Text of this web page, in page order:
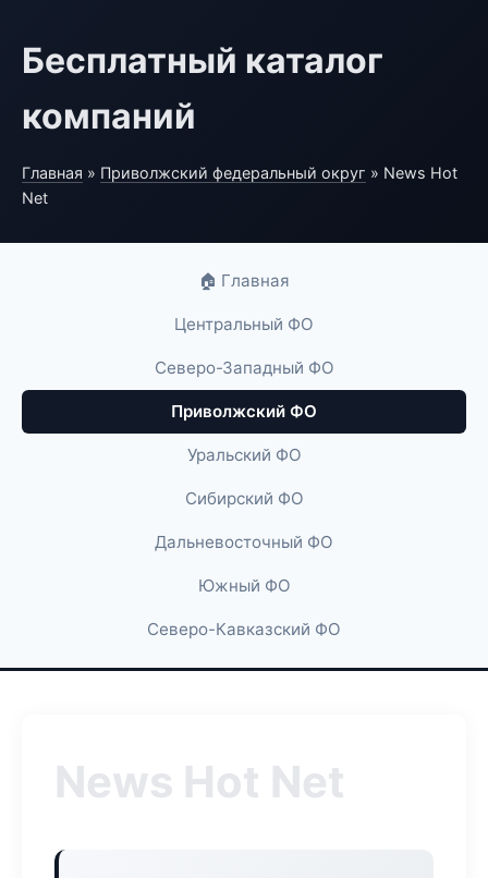
Бесплатный каталог
компаний
Главная » Приволжский федеральный округ » News Hot
Net
🏠 Главная
Центральный ФО
Северо-Западный ФО
Приволжский ФО
Уральский ФО
Сибирский ФО
Дальневосточный ФО
Южный ФО
Северо-Кавказский ФО
News Hot Net